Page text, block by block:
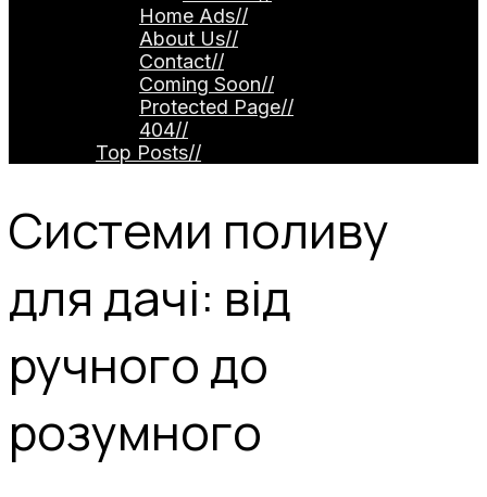
Home Ads//
About Us//
Contact//
Coming Soon//
Protected Page//
404//
Top Posts//
Системи поливу
для дачі: від
ручного до
розумного